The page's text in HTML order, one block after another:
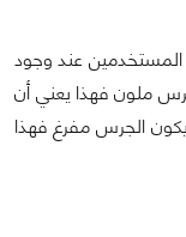
عند وجود
ملون فهذا يعني أن
يكون الجرس مفرغ فهذا